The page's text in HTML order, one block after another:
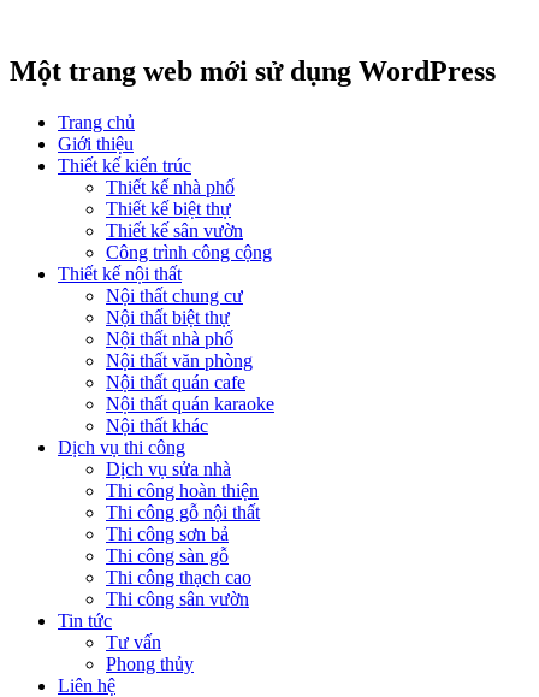
Một trang web mới sử dụng WordPress
Trang chủ
Giới thiệu
Thiết kế kiến trúc
Thiết kế nhà phố
Thiết kế biệt thự
Thiết kế sân vườn
Công trình công cộng
Thiết kế nội thất
Nội thất chung cư
Nội thất biệt thự
Nội thất nhà phố
Nội thất văn phòng
Nội thất quán cafe
Nội thất quán karaoke
Nội thất khác
Dịch vụ thi công
Dịch vụ sửa nhà
Thi công hoàn thiện
Thi công gỗ nội thất
Thi công sơn bả
Thi công sàn gỗ
Thi công thạch cao
Thi công sân vườn
Tin tức
Tư vấn
Phong thủy
Liên hệ